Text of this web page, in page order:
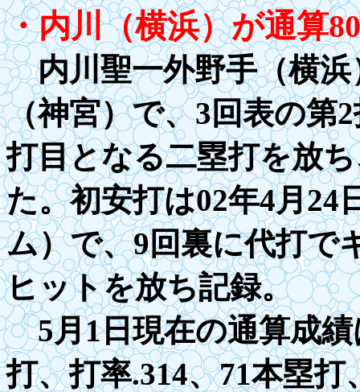
・内川（横浜）が通算
内川聖一外野手（横浜
（神宮）で、3回表の第
打目となる二塁打を放
た。初安打は02年4月24
ム）で、9回裏に代打で
ヒットを放ち記録。
5月1日現在の通算成績
打、打率.314、71本塁打